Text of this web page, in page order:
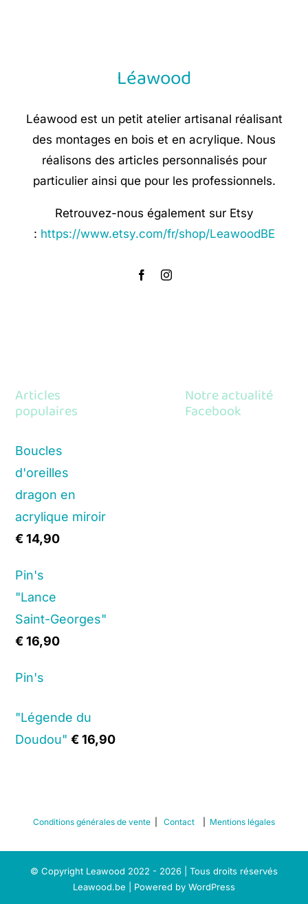
Léawood
Léawood est un petit atelier artisanal réalisant
des montages en bois et en acrylique. Nous
réalisons des articles personnalisés pour
particulier ainsi que pour les professionnels.
Retrouvez-nous également sur Etsy
: https://www.etsy.com/fr/shop/LeawoodBE
Articles
populaires
Boucles
d'oreilles
dragon en
acrylique miroir
€14,90
Pin's
"Lance
Saint-Georges"
€16,90
Pin's
"Légende du
Doudou" €16,90
Notre actualité
Facebook
Conditions générales de vente Contact Mentions légales
© Copyright Leawood 2022 - 2026 | Tous droits réservés
Leawood.be | Powered by WordPress